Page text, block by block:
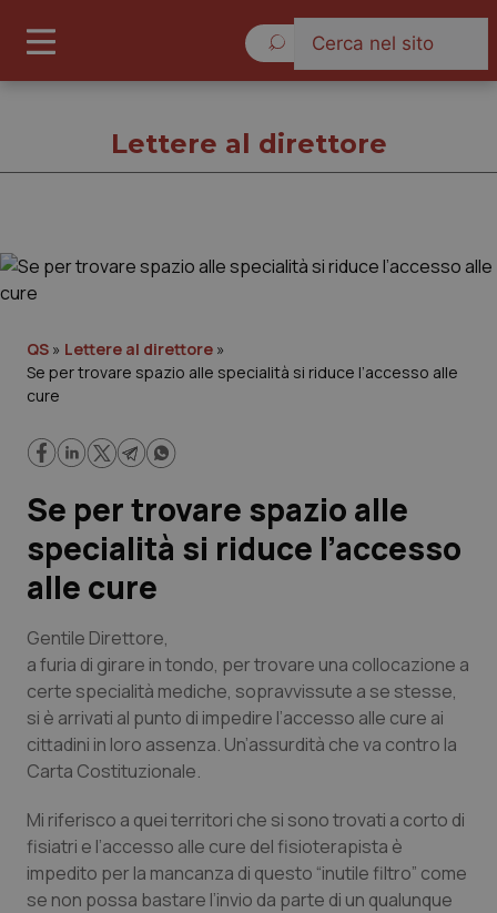
Governo e Parlamento
Regioni e Asl
Lavoro e Professioni
Scienza e Farmaci
Studi e Analisi
Lettere al direttore
Edizioni Regionali
QS Pro
Professionisti Sanitari.AI
Abruzzo
QS Pro Gold
Lettere al direttore
QS » Lettere al direttore »
Se per trovare spazio alle specialità si riduce l’accesso alle
cure
Se per trovare spazio alle
specialità si riduce l’accesso
alle cure
Gentile Direttore,
a furia di girare in tondo, per trovare una collocazione a
certe specialità mediche, sopravvissute a se stesse,
si è arrivati al punto di impedire l’accesso alle cure ai
cittadini in loro assenza. Un’assurdità che va contro la
Carta Costituzionale.
Mi riferisco a quei territori che si sono trovati a corto di
fisiatri e l’accesso alle cure del fisioterapista è
impedito per la mancanza di questo “inutile filtro” come
se non possa bastare l’invio da parte di un qualunque